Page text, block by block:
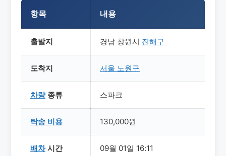
항목 내용
출발지 경남 창원시 진해구
도착지 서울 노원구
차량종류 스파크
탁송 비용 130,000원
배차시간 09월 01일 16:11